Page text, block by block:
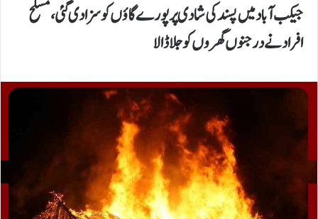
جیکب آباد میں پسند کی شادی پر پورے گاؤں کو سزا دی گئی،مسلح
افراد نے درجنوں گھروں کو جلاڈالا